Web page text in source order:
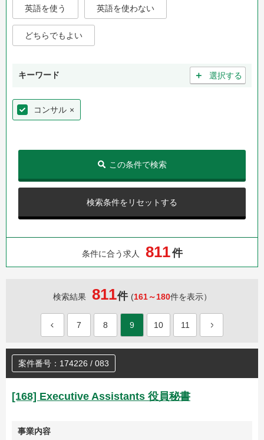
英語を使う 英語を使わない
どちらでもよい
キーワード ＋ 選択する
コンサル ×
検索条件をリセットする
この条件で検索
条件に合う求人 811件
検索結果 811件 (161～180件を表示）
7 8 9 10 11
案件番号：174226 / 083
[168] Executive Assistants 役員秘書
事業内容